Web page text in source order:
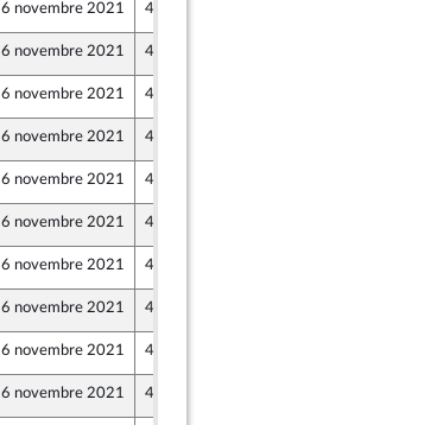
6 novembre 2021 4 novembre 2021
6 novembre 2021 4 novembre 2021
6 novembre 2021 4 novembre 2021
6 novembre 2021 4 novembre 2021
6 novembre 2021 4 novembre 2021
6 novembre 2021 4 novembre 2021
6 novembre 2021 4 novembre 2021
6 novembre 2021 4 novembre 2021
6 novembre 2021 4 novembre 2021
6 novembre 2021 4 novembre 2021